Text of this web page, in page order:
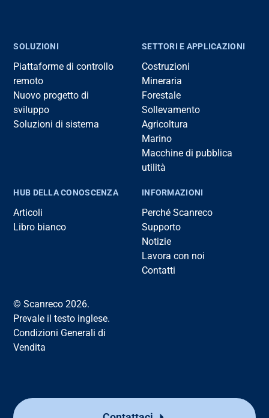
SOLUZIONI
Piattaforme di controllo
remoto
Nuovo progetto di
sviluppo
Soluzioni di sistema
SETTORI E APPLICAZIONI
Costruzioni
Mineraria
Forestale
Sollevamento
Agricoltura
Marino
Macchine di pubblica
utilità
HUB DELLA CONOSCENZA
Articoli
Libro bianco
INFORMAZIONI
Perché Scanreco
Supporto
Notizie
Lavora con noi
Contatti
© Scanreco 2026.
Prevale il testo inglese.
Condizioni Generali di
Vendita